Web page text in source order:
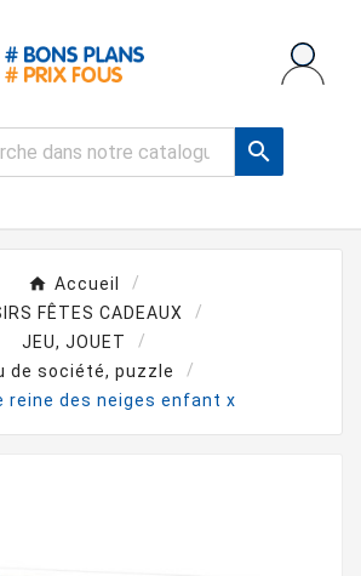

Accueil
FÊTES CADEAUX
JEU, JOUET
de société, puzzle
reine des neiges enfant x